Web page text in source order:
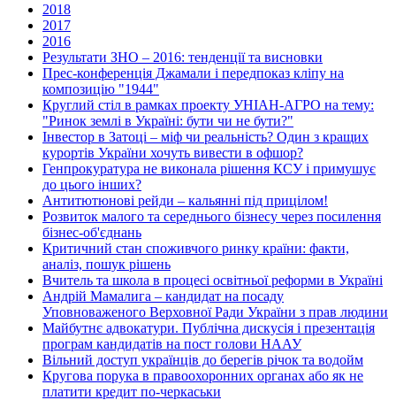
2018
2017
2016
Результати ЗНО – 2016: тенденції та висновки
Прес-конференція Джамали і передпоказ кліпу на
композицію "1944"
Круглий стіл в рамках проекту УНІАН-АГРО на тему:
"Ринок землі в Україні: бути чи не бути?"
Інвестор в Затоці – міф чи реальність? Один з кращих
курортів України хочуть вивести в офшор?
Генпрокуратура не виконала рішення КСУ і примушує
до цього інших?
Антитютюнові рейди – кальянні під прицілом!
Розвиток малого та середнього бізнесу через посилення
бізнес-об'єднань
Критичний стан споживчого ринку країни: факти,
аналіз, пошук рішень
Вчитель та школа в процесі освітньої реформи в Україні
Андрій Мамалига – кандидат на посаду
Уповноваженого Верховної Ради України з прав людини
Майбутнє адвокатури. Публічна дискусія і презентація
програм кандидатів на пост голови НААУ
Вільний доступ українців до берегів річок та водойм
Кругова порука в правоохоронних органах або як не
платити кредит по-черкаськи